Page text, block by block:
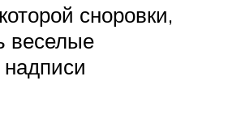
сноровки,
веселые